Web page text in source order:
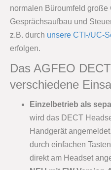
normalen Büroumfeld
Gesprächsaufbau und
z.B. durch unsere CTI-/UC-
erfolgen.
Das AGFEO
verschiedene
Einzelbetrieb als
wird das DECT
Handgerät
durch einfachen
direkt am Headset